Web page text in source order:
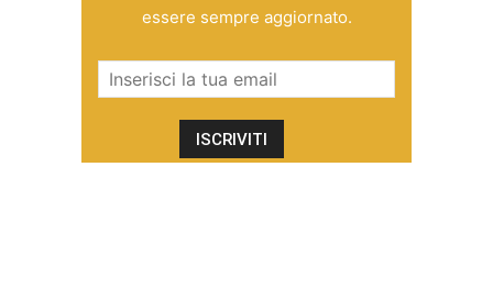
essere sempre aggiornato.